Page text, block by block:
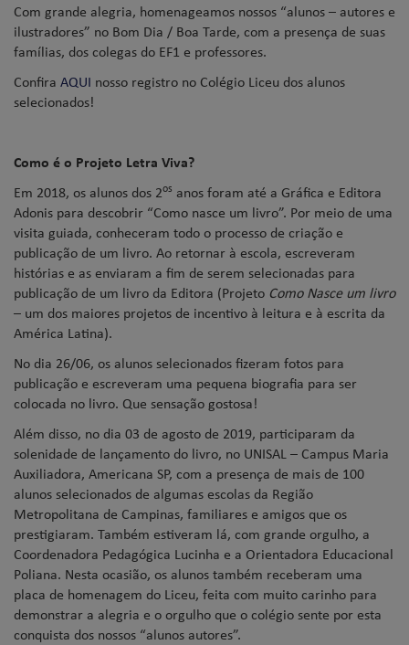
Com grande alegria, homenageamos nossos “alunos – autores e
ilustradores” no Bom Dia / Boa Tarde, com a presença de suas
famílias, dos colegas do EF1 e professores.
Confira AQUI nosso registro no Colégio Liceu dos alunos
selecionados!
Como é o Projeto Letra Viva?
Em 2018, os alunos dos 2os anos foram até a Gráfica e Editora
Adonis para descobrir “Como nasce um livro”. Por meio de uma
visita guiada, conheceram todo o processo de criação e
publicação de um livro. Ao retornar à escola, escreveram
histórias e as enviaram a fim de serem selecionadas para
publicação de um livro da Editora (Projeto Como Nasce um livro
– um dos maiores projetos de incentivo à leitura e à escrita da
América Latina).
No dia 26/06, os alunos selecionados fizeram fotos para
publicação e escreveram uma pequena biografia para ser
colocada no livro. Que sensação gostosa!
Além disso, no dia 03 de agosto de 2019, participaram da
solenidade de lançamento do livro, no UNISAL – Campus Maria
Auxiliadora, Americana SP, com a presença de mais de 100
alunos selecionados de algumas escolas da Região
Metropolitana de Campinas, familiares e amigos que os
prestigiaram. Também estiveram lá, com grande orgulho, a
Coordenadora Pedagógica Lucinha e a Orientadora Educacional
Poliana. Nesta ocasião, os alunos também receberam uma
placa de homenagem do Liceu, feita com muito carinho para
demonstrar a alegria e o orgulho que o colégio sente por esta
conquista dos nossos “alunos autores”.